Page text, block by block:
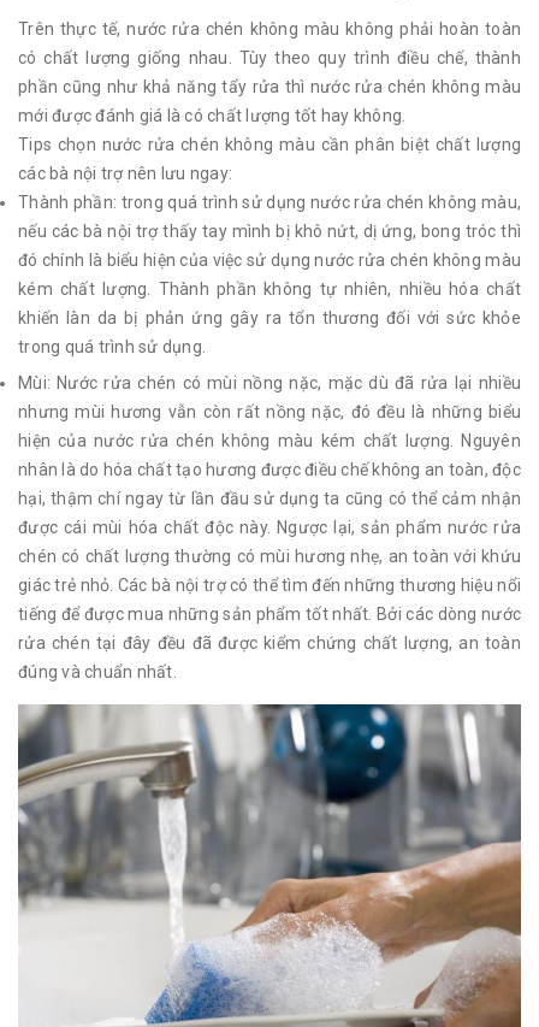
Trên thực tế, nước rửa chén không màu không phải hoàn toàn
có chất lượng giống nhau. Tùy theo quy trình điều chế, thành
phần cũng như khả năng tẩy rửa thì nước rửa chén không màu
mới được đánh giá là có chất lượng tốt hay không.
Tips chọn nước rửa chén không màu cần phân biệt chất lượng
các bà nội trợ nên lưu ngay:
Thành phần: trong quá trình sử dụng nước rửa chén không màu,
nếu các bà nội trợ thấy tay mình bị khô nứt, dị ứng, bong tróc thì
đó chính là biểu hiện của việc sử dụng nước rửa chén không màu
kém chất lượng. Thành phần không tự nhiên, nhiều hóa chất
khiến làn da bị phản ứng gây ra tổn thương đối với sức khỏe
trong quá trình sử dụng.
Mùi: Nước rửa chén có mùi nồng nặc, mặc dù đã rửa lại nhiều
nhưng mùi hương vẫn còn rất nồng nặc, đó đều là những biểu
hiện của nước rửa chén không màu kém chất lượng. Nguyên
nhân là do hóa chất tạo hương được điều chế không an toàn, độc
hại, thậm chí ngay từ lần đầu sử dụng ta cũng có thể cảm nhận
được cái mùi hóa chất độc này. Ngược lại, sản phẩm nước rửa
chén có chất lượng thường có mùi hương nhẹ, an toàn với khứu
giác trẻ nhỏ. Các bà nội trợ có thể tìm đến những thương hiệu nổi
tiếng để được mua những sản phẩm tốt nhất. Bởi các dòng nước
rửa chén tại đây đều đã được kiểm chứng chất lượng, an toàn
đúng và chuẩn nhất.